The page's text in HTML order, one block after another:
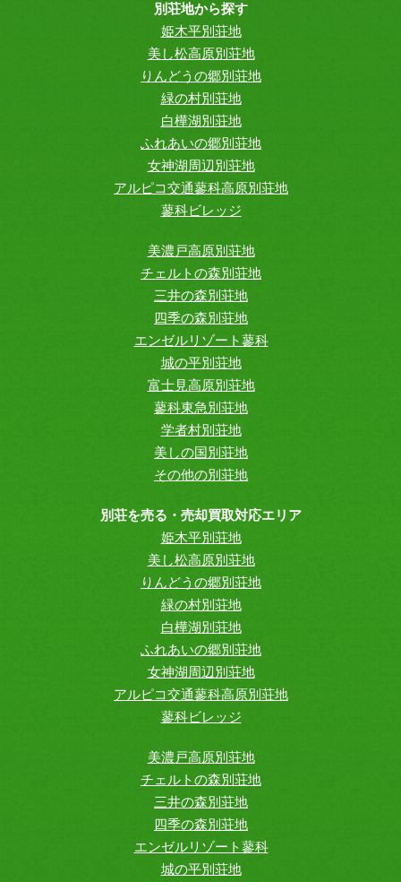
別荘地から探す
姫木平別荘地
美し松高原別荘地
りんどうの郷別荘地
緑の村別荘地
白樺湖別荘地
ふれあいの郷別荘地
女神湖周辺別荘地
アルピコ交通蓼科高原別荘地
蓼科ビレッジ
美濃戸高原別荘地
チェルトの森別荘地
三井の森別荘地
四季の森別荘地
エンゼルリゾート蓼科
城の平別荘地
富士見高原別荘地
蓼科東急別荘地
学者村別荘地
美しの国別荘地
その他の別荘地
別荘を売る・売却買取対応エリア
姫木平別荘地
美し松高原別荘地
りんどうの郷別荘地
緑の村別荘地
白樺湖別荘地
ふれあいの郷別荘地
女神湖周辺別荘地
アルピコ交通蓼科高原別荘地
蓼科ビレッジ
美濃戸高原別荘地
チェルトの森別荘地
三井の森別荘地
四季の森別荘地
エンゼルリゾート蓼科
城の平別荘地